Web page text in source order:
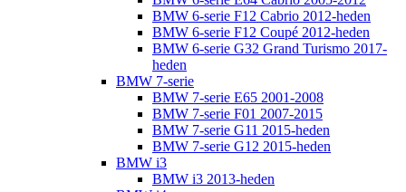
BMW 6-serie F12 Cabrio 2012-heden
BMW 6-serie F12 Coupé 2012-heden
BMW 6-serie G32 Grand Turismo 2017-
heden
BMW 7-serie
BMW 7-serie E65 2001-2008
BMW 7-serie F01 2007-2015
BMW 7-serie G11 2015-heden
BMW 7-serie G12 2015-heden
BMW i3
BMW i3 2013-heden